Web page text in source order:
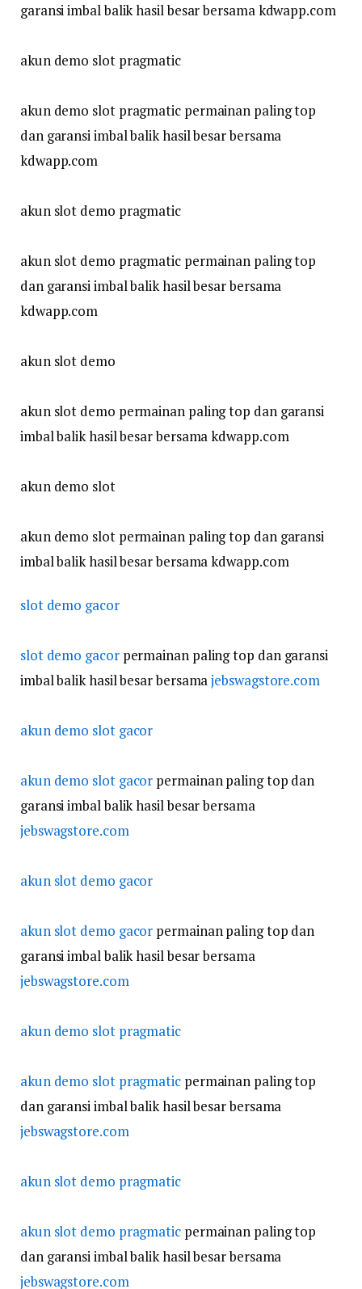
garansi imbal balik hasil besar bersama kdwapp.com
akun demo slot pragmatic
akun demo slot pragmatic permainan paling top
dan garansi imbal balik hasil besar bersama
kdwapp.com
akun slot demo pragmatic
akun slot demo pragmatic permainan paling top
dan garansi imbal balik hasil besar bersama
kdwapp.com
akun slot demo
akun slot demo permainan paling top dan garansi
imbal balik hasil besar bersama kdwapp.com
akun demo slot
akun demo slot permainan paling top dan garansi
imbal balik hasil besar bersama kdwapp.com
slot demo gacor
slot demo gacorpermainan paling top dan garansi
imbal balik hasil besar bersamajebswagstore.com
akun demo slot gacor
akun demo slot gacor permainan paling top dan
garansi imbal balik hasil besar bersama
jebswagstore.com
akun slot demo gacor
akun slot demo gacor permainan paling top dan
garansi imbal balik hasil besar bersama
jebswagstore.com
akun demo slot pragmatic
akun demo slot pragmaticpermainan paling top
dan garansi imbal balik hasil besar bersama
jebswagstore.com
akun slot demo pragmatic
akun slot demo pragmaticpermainan paling top
dan garansi imbal balik hasil besar bersama
jebswagstore.com